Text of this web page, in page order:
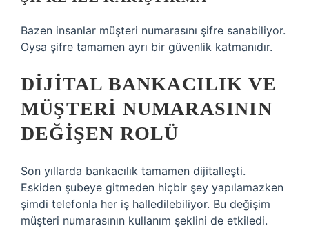
Bazen insanlar müşteri numarasını şifre sanabiliyor.
Oysa şifre tamamen ayrı bir güvenlik katmanıdır.
DIJITAL BANKACILIK VE
MÜŞTERI NUMARASININ
DEĞIŞEN ROLÜ
Son yıllarda bankacılık tamamen dijitalleşti.
Eskiden şubeye gitmeden hiçbir şey yapılamazken
şimdi telefonla her iş halledilebiliyor. Bu değişim
müşteri numarasının kullanım şeklini de etkiledi.